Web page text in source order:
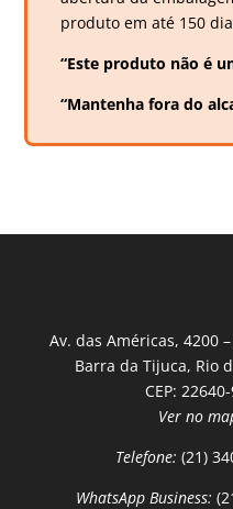
produto em até 150
“Este produto não é
“Mantenha fora do
Av. das Américas, 4200
Barra da Tijuca, Rio
CEP:
Ver no
Telefone: (21)
WhatsApp Business: